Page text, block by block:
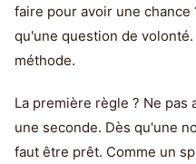
faire pour avoir une chance
qu'une question de
méthode.
La première règle ? Ne pas
une seconde. Dès qu'une
faut être prêt. Comme un